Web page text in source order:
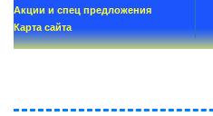
Акции и спец предложения
Карта сайта